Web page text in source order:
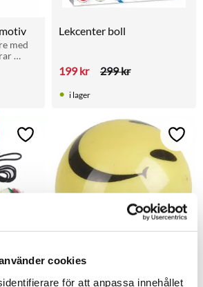
cookies
för att anpassa innehållet
med
Lekcenter boll
199kr 299kr
i lager
Lägg till i favoriter Lägg